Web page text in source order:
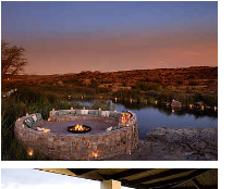
Show larger version